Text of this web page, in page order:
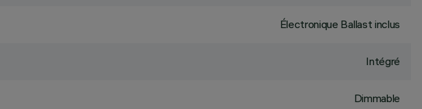
Électronique Ballast inclus
Intégré
Dimmable